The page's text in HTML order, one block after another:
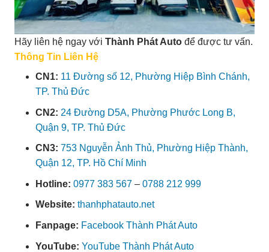
Hãy liên hệ ngay với Thành Phát Auto để được tư vấn.
Thông Tin Liên Hệ
CN1: 11 Đường số 12, Phường Hiệp Bình Chánh,
TP. Thủ Đức
CN2: 24 Đường D5A, Phường Phước Long B,
Quận 9, TP. Thủ Đức
CN3: 753 Nguyễn Ảnh Thủ, Phường Hiệp Thành,
Quận 12, TP. Hồ Chí Minh
Hotline: 0977 383 567 – 0788 212 999
Website: thanhphatauto.net
Fanpage: Facebook Thành Phát Auto
YouTube: YouTube Thành Phát Auto